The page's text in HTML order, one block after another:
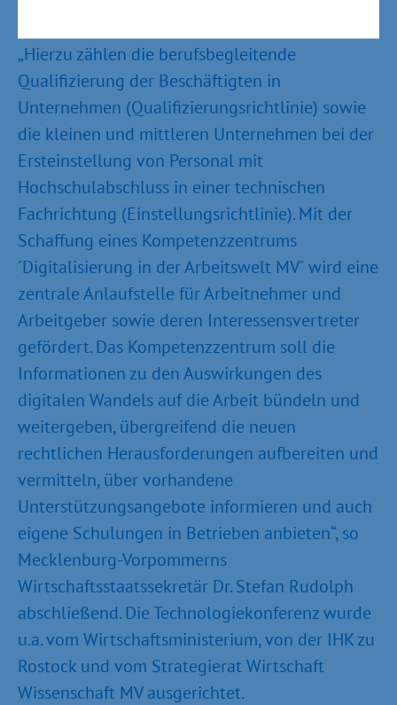
„Hierzu zählen die berufsbegleitende
Qualifizierung der Beschäftigten in
Unternehmen (Qualifizierungsrichtlinie) sowie
die kleinen und mittleren Unternehmen bei der
Ersteinstellung von Personal mit
Hochschulabschluss in einer technischen
Fachrichtung (Einstellungsrichtlinie). Mit der
Schaffung eines Kompetenzzentrums
´Digitalisierung in der Arbeitswelt MV´ wird eine
zentrale Anlaufstelle für Arbeitnehmer und
Arbeitgeber sowie deren Interessensvertreter
gefördert. Das Kompetenzzentrum soll die
Informationen zu den Auswirkungen des
digitalen Wandels auf die Arbeit bündeln und
weitergeben, übergreifend die neuen
rechtlichen Herausforderungen aufbereiten und
vermitteln, über vorhandene
Unterstützungsangebote informieren und auch
eigene Schulungen in Betrieben anbieten“, so
Mecklenburg-Vorpommerns
Wirtschaftsstaatssekretär Dr. Stefan Rudolph
abschließend. Die Technologiekonferenz wurde
u.a. vom Wirtschaftsministerium, von der IHK zu
Rostock und vom Strategierat Wirtschaft
Wissenschaft MV ausgerichtet.